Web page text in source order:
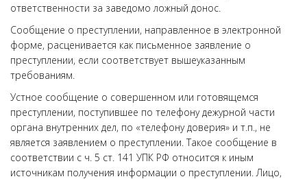
ответственности за заведомо ложный донос.
Сообщение о преступлении, направленное в электронной
форме, расценивается как письменное заявление о
преступлении, если соответствует вышеуказанным
требованиям.
Устное сообщение о совершенном или готовящемся
преступлении, поступившее по телефону дежурной части
органа внутренних дел, по «телефону доверия» и т.п., не
является заявлением о преступлении. Такое сообщение в
соответствии с ч. 5 ст. 141 УПК РФ относится к иным
источникам получения информации о преступлении. Лицо,